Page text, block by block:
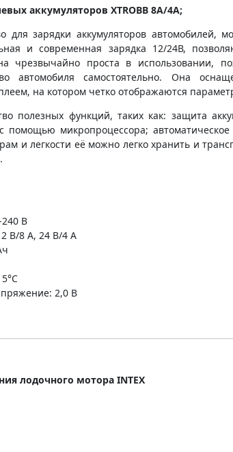
аккумуляторов XTROBB 8A/4A;
для зарядки аккумуляторов автомобилей,
и современная зарядка 12/24В,
чрезвычайно проста в использовании,
автомобиля самостоятельно. Она
на котором четко отображаются
полезных функций, таких как: защита
помощью микропроцессора;
и легкости её можно легко хранить и
В
В/8 А, 24 В/4 А
2,0 В
лодочного мотора INTEX